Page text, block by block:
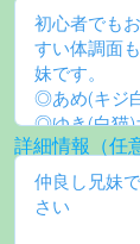
詳細情報（任